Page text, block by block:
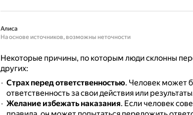
Алиса
На основе источников, возможны неточности
Некоторые причины, по которым люди склонны
других:
Страх перед ответственностью. Человек может
ответственность за свои действия или
Желание избежать наказания. Если человек